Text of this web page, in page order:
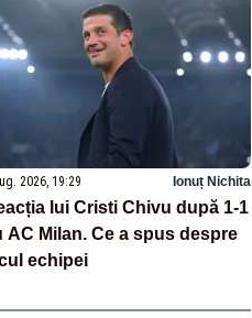
2026, 19:29 Ionuț Nichita
lui Cristi Chivu după 1-1
AC Milan. Ce a spus despre
echipei